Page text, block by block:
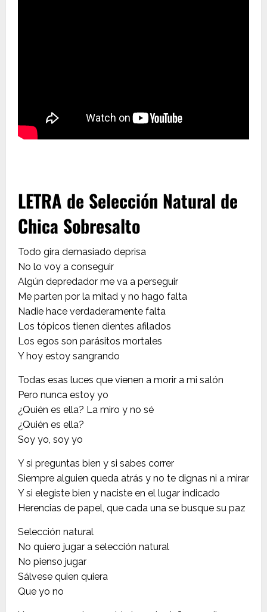
LETRA de Selección Natural de
Chica Sobresalto
Todo gira demasiado deprisa
No lo voy a conseguir
Algún depredador me va a perseguir
Me parten por la mitad y no hago falta
Nadie hace verdaderamente falta
Los tópicos tienen dientes afilados
Los egos son parásitos mortales
Y hoy estoy sangrando
Todas esas luces que vienen a morir a mi salón
Pero nunca estoy yo
¿Quién es ella? La miro y no sé
¿Quién es ella?
Soy yo, soy yo
Y si preguntas bien y si sabes correr
Siempre alguien queda atrás y no te dignas ni a mirar
Y si elegiste bien y naciste en el lugar indicado
Herencias de papel, que cada una se busque su paz
Selección natural
No quiero jugar a selección natural
No pienso jugar
Sálvese quien quiera
Que yo no